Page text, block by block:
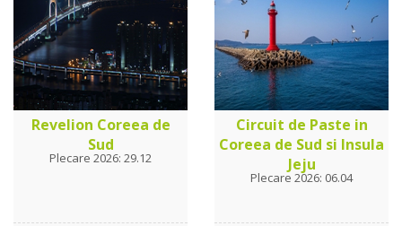
Revelion Coreea de
Sud
Plecare 2026: 29.12
Circuit de Paste in
Coreea de Sud si Insula
Jeju
Plecare 2026: 06.04